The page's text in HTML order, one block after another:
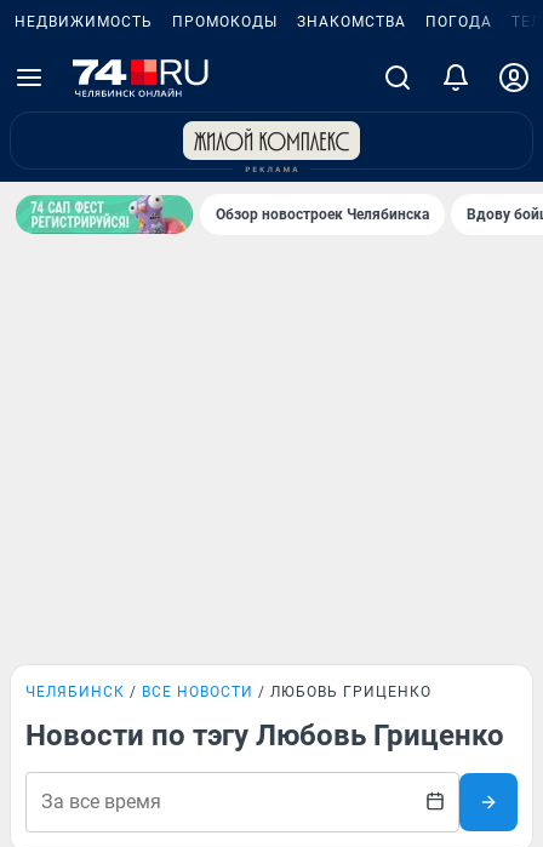
НЕДВИЖИМОСТЬ ПРОМОКОДЫ ЗНАКОМСТВА ПОГОДА
Обзор новостроек Челябинска Вдову
ЧЕЛЯБИНСК ВСЕ НОВОСТИ ЛЮБОВЬ ГРИЦЕНКО
Новости по тэгу Любовь Гриценко